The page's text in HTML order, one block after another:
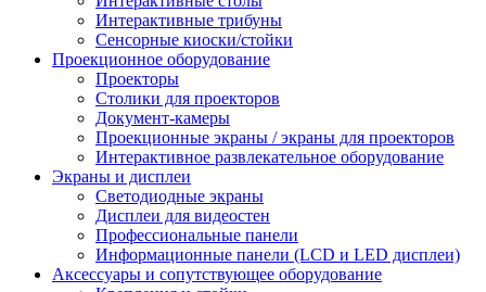
Интерактивные трибуны
Сенсорные киоски/стойки
Проекционное оборудование
Проекторы
Столики для проекторов
Документ-камеры
Проекционные экраны / экраны для проекторов
Интерактивное развлекательное оборудование
Экраны и дисплеи
Светодиодные экраны
Дисплеи для видеостен
Профессиональные панели
Информационные панели (LCD и LED дисплеи)
Аксессуары и сопутствующее оборудование